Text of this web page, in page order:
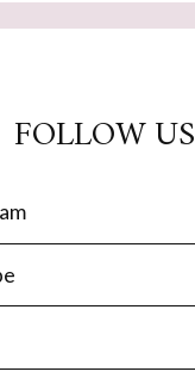
FOLLOW US